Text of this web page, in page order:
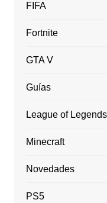
FIFA
Fortnite
GTA V
Guías
League of Legends
Minecraft
Novedades
PS5